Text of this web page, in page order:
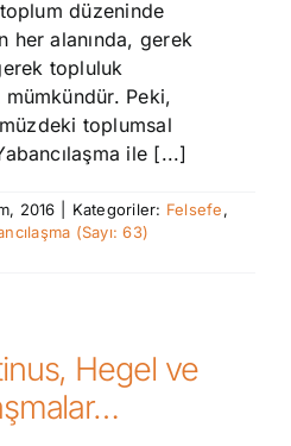
düzeninde
her alanında, gerek
topluluk
Peki,
toplumsal
ile [...]
2016 Kategoriler: Felsefe,
(Sayı: 63)
Hegel ve